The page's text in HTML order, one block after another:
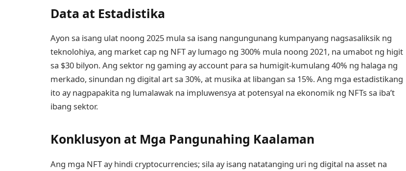
Data at Estadistika
Ayon sa isang ulat noong 2025 mula sa isang nangungunang kumpanyang nagsasaliksik ng
teknolohiya, ang market cap ng NFT ay lumago ng 300% mula noong 2021, na umabot ng higit
sa $30 bilyon. Ang sektor ng gaming ay account para sa humigit-kumulang 40% ng halaga ng
merkado, sinundan ng digital art sa 30%, at musika at libangan sa 15%. Ang mga estadistikang
ito ay nagpapakita ng lumalawak na impluwensya at potensyal na ekonomik ng NFTs sa iba’t
ibang sektor.
Konklusyon at Mga Pangunahing Kaalaman
Ang mga NFT ay hindi cryptocurrencies; sila ay isang natatanging uri ng digital na asset na